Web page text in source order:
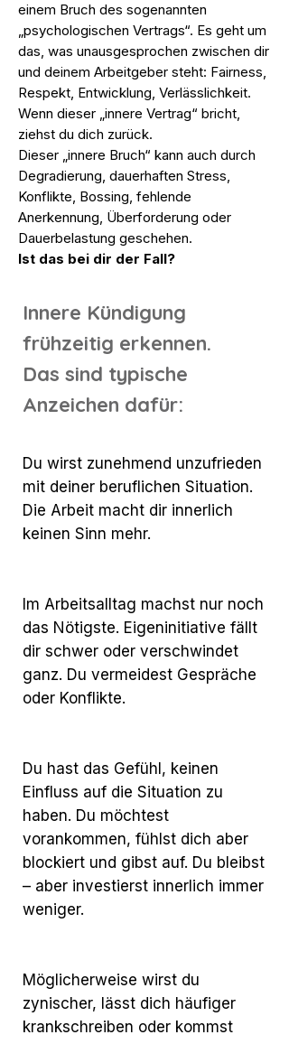
einem Bruch des sogenannten
„psychologischen Vertrags“. Es geht um
das, was unausgesprochen zwischen dir
und deinem Arbeitgeber steht: Fairness,
Respekt, Entwicklung, Verlässlichkeit.
Wenn dieser „innere Vertrag“ bricht,
ziehst du dich zurück. ​
Dieser „innere Bruch“ kann auch durch
Degradierung, dauerhaften Stress,
Konflikte, Bossing, fehlende
Anerkennung, Überforderung oder
Dauerbelastung geschehen.
Ist das bei dir der Fall?
Innere Kündigung
frühzeitig erkennen.
Das sind typische
Anzeichen dafür:
Du wirst zunehmend unzufrieden
mit deiner beruflichen Situation.
Die Arbeit macht dir innerlich
keinen Sinn mehr.
Im Arbeitsalltag machst nur noch
das Nötigste. Eigeninitiative fällt
dir schwer oder verschwindet
ganz. Du vermeidest Gespräche
oder Konflikte.
Du hast das Gefühl, keinen
Einfluss auf die Situation zu
haben. Du möchtest
vorankommen, fühlst dich aber
blockiert und gibst auf. Du bleibst
– aber investierst innerlich immer
weniger.
Möglicherweise wirst du
zynischer, lässt dich häufiger
krankschreiben oder kommst